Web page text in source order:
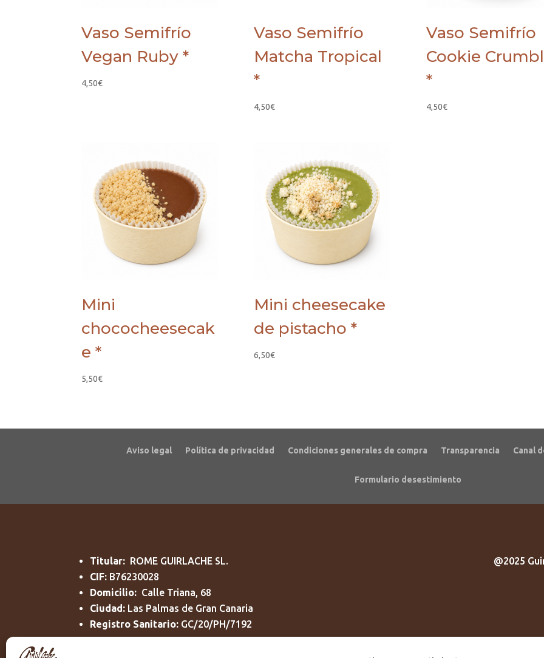
Vaso Semifrío
Vegan Ruby *
4,50€
Vaso Semifrío
Matcha Tropical
*
4,50€
Vaso Semifrío
Cookie
*
4,50€
Mini
chococheesecak
e *
5,50€
Mini cheesecake
de pistacho *
6,50€
Aviso legal Política de privacidad Condiciones generales de compra Transparencia Canal
Formulario desestimiento
Titular: ROME GUIRLACHE SL.
CIF: B76230028
Domicilio: Calle Triana, 68
Ciudad: Las Palmas de Gran Canaria
Registro Sanitario: GC/20/PH/7192
@2025